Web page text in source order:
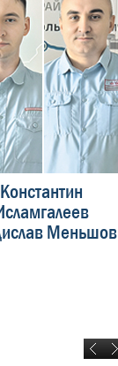
Константин
Меньшов